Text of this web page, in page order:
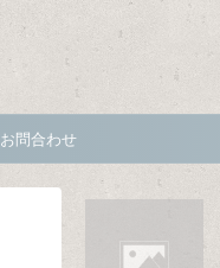
お問合わせ